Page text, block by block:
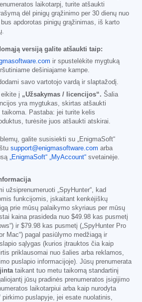
laikotarpį, turite atšaukti
dėl pinigų grąžinimo per 30 dienų nuo
apdorotas pinigų grąžinimas, iš karto
versiją galite atšaukti taip:
ir spustelėkite mygtuką
dešiniajame kampe.
savo vartotojo vardą ir slaptažodį.
į „Užsakymas / licencijos“. Šalia
yra mygtukas, skirtas atšaukti
taikoma. Pastaba: jei turite kelis
turėsite juos atšaukti atskirai.
galite susisiekti su „EnigmaSoft“
support@enigmasoftware.com arba
„EnigmaSoft“ „MyAccount“ svetainėje.
užsiprenumeruoti „SpyHunter“, kad
funkcijomis, įskaitant kenkėjiškų
prie mūsų palaikymo skyriaus per mūsų
kaina prasideda nuo $49.98 kas pusmetį
ir $79.98 kas pusmetį („SpyHunter Pro
Mac“) pagal pasiūlymo medžiagą ir
sąlygas (kurios įtrauktos čia kaip
priklausomai nuo šalies arba reklamos,
puslapio informacijoje). Jūsų prenumerata
taikant tuo metu taikomą standartinį
jūsų pradinės prenumeratos įsigijimo
laikotarpiui arba kaip nurodyta
puslapyje, jei esate nuolatinis,